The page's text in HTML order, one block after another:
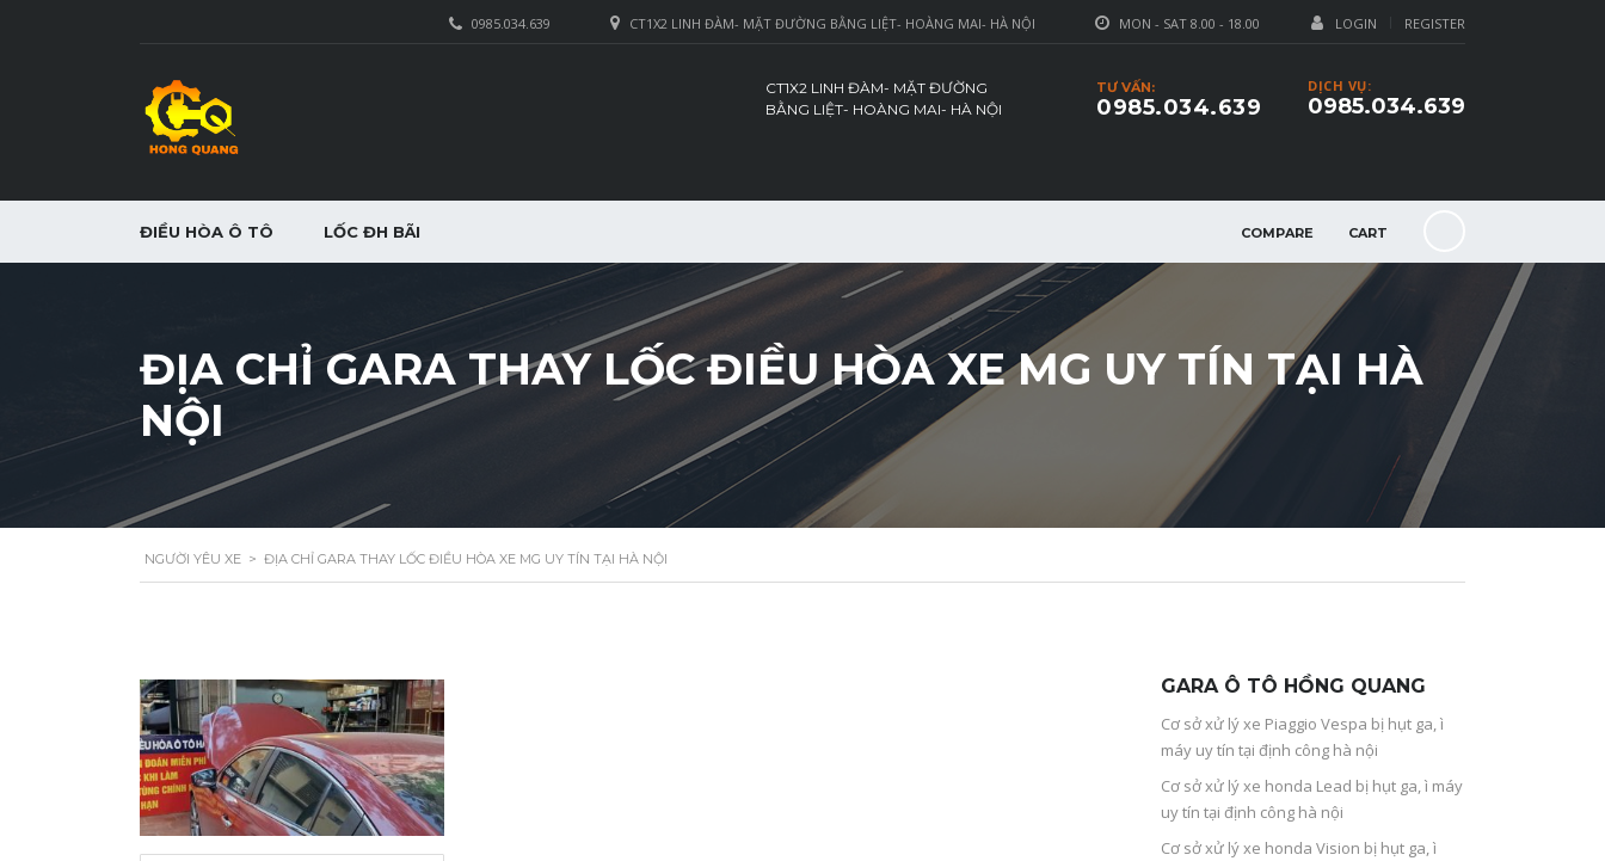
LOGIN REGISTER
MON - SAT 8.00 - 18.00
CT1X2 LINH ĐÀM- MẶT ĐƯỜNG BẰNG LIỆT- HOÀNG MAI- HÀ NỘI
0985.034.639
DỊCH VỤ:
0985.034.639
TƯ VẤN:
0985.034.639
CT1X2 LINH ĐÀM- MẶT ĐƯỜNG
BẰNG LIỆT- HOÀNG MAI- HÀ NỘI
COMPARE CART
ĐIỀU HÒA Ô TÔ LỐC ĐH BÃI
ĐỊA CHỈ GARA THAY LỐC ĐIỀU HÒA XE MG UY TÍN TẠI HÀ
NỘI
NGƯỜI YÊU XE > ĐỊA CHỈ GARA THAY LỐC ĐIỀU HÒA XE MG UY TÍN TẠI HÀ NỘI
GARA Ô TÔ HỒNG QUANG
Cơ sở xử lý xe Piaggio Vespa bị hụt ga, ì
máy uy tín tại định công hà nội
Cơ sở xử lý xe honda Lead bị hụt ga, ì máy
uy tín tại định công hà nội
Cơ sở xử lý xe honda Vision bị hụt ga, ì